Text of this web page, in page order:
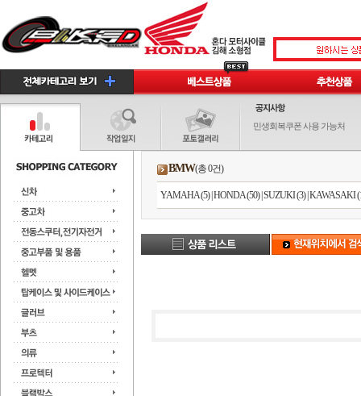
민생회복쿠폰 사용 가능처
BMW(총 0건)
YAMAHA (5)|HONDA (50)|SUZUKI (3)|KAWASAKI